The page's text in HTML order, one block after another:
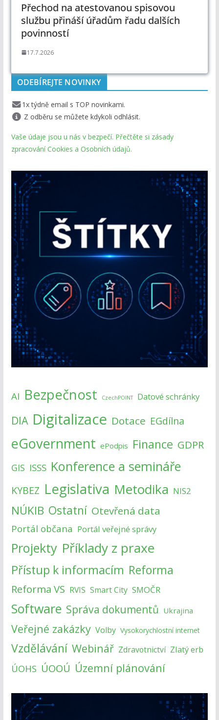
Přechod na atestovanou spisovou
službu přináší úřadům řadu dalších
povinností
17.7.2026
ODEBÍREJTE NOVINKY
1x týdně email s TOP novinkami.
Z odběru se můžete kdykoli odhlásit.
Vaše údaje jsou u nás v bezpečí. Přečtěte si zásady
zpracování Cookies a Osobních údajů.
AI Bezpečnost CzechPOINT Datové schránky
DIA Digitalizace Dotace EGdílna
eGovernment ePodpis Finance GDPR
GIS ISSS Konference a semináře
KYBEZ Legislativa Metodika NIS2
NÚKIB Ostatní Otevřená data
Portál občana Portál veřejné správy
Projekty Příklady z praxe
Přístup k informacím Reforma
Reforma VS RVIS Smart City SMOČR
Software Správa dokumentů Ukrajina
Veřejné zakázky Volby Vysokorychlostní internet
Vzdělávání Webinář Zdravotnictví Zlatý erb
ÚOHS ÚOOÚ Územní plánování